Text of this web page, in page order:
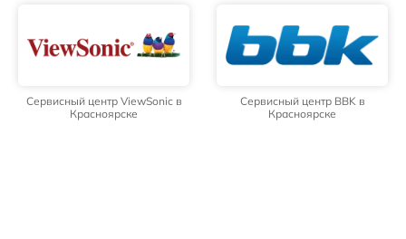
Сервисный центр ViewSonic в
Красноярске
Сервисный центр BBK в
Красноярске